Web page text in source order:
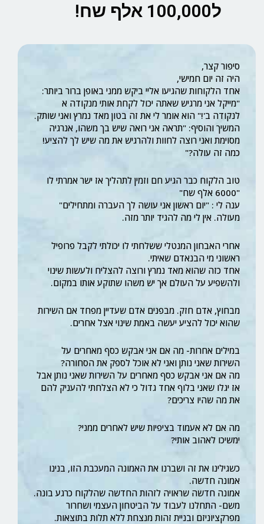
ל100,000 אלף שח!
סיפור קצר,
היה זה יום חמישי,
אחד הלקוחות שהגיעו אליי ביקש ממני באופן ברור ביותר:
"מייקל אני מרגיש שאתה יכול לקחת אותי מנקודה א
לנקודה ב'!" הוא אומר לי את זה בטון מאד נמרץ ואני שותק.
המשיך והוסיף: "תראה אני רואה שיש בך משהו, אנרגיה
מסוימת ואני רוצה לחוות ולהרגיש את מה שיש לך להציע!
כמה זה עולה?"
טוב הלקוח כבר הגיע חם וזמין לתהליך אז ישר אמרתי לו
"6000 אלף שח"
ענה לי : "יום ראשון אני עושה לך העברה ומתחילים"
מעולה. אין לי מה להגיד יותר מזה.
אחרי האבחון המנטלי ששלחתי לו יכולתי לקבל פרופיל
ראשוני מי הבנאדם שאיתי.
אחד כזה שהוא מאד נמרץ ורוצה להצליח ולעשות שינוי
ולהשפיע על העולם אך יש משהו שתוקע אותו במקום.
מבחוץ, אדם חזק. מבפנים אדם שעדיין מפחד אם השירות
שהוא יכול להציע יעשה באמת שינוי אצל אחרים.
במילים אחרות- מה אם אני אבקש כסף מאחרים על
השירות שאני נותן ואני לא אוכל לספק את הסחורה?
מה אם אני אבקש כסף מאחרים על השירות שאני נותן אבל
אז יגלו שאני בלוף אחד גדול כי לא הצלחתי להעניק להם
את מה שהיו צריכים?
מה אם לא אעמוד בציפיות שיש לאחרים ממני?
ימשיכו לאהוב אותי?
כשגילינו את זה ושברנו את האמונה המעכבת הזו, בנינו
אמונה חדשה.
אמונה חדשה שראויה לזהות החדשה שהלקוח כרגע בונה.
משם- התחלנו לעבוד על הביטחון העצמי ושחרור
מפרקציוניזם ובניית זהות מנצחת ללא תלות בתוצאות.